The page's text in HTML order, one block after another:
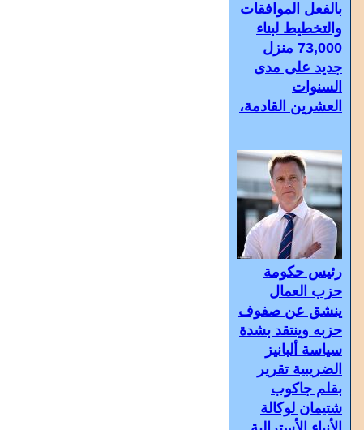
بالفعل الموافقات
والتخطيط لبناء
73,000 منزل
جديد على مدى
السنوات
العشرين القادمة،
رئيس حكومة
حزب العمال
ينشق عن صفوف
حزبه وينتقد بشدة
سياسة ألبانيز
الضريبية تقرير
بقلم جاكوب
شتيمان لوكالة